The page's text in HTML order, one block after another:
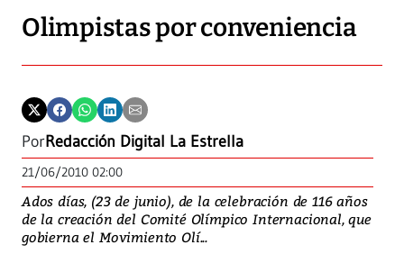
Olimpistas por conveniencia
PorRedacción Digital La Estrella
21/06/2010 02:00
Ados días, (23 de junio), de la celebración de 116 años
de la creación del Comité Olímpico Internacional, que
gobierna el Movimiento Olí...